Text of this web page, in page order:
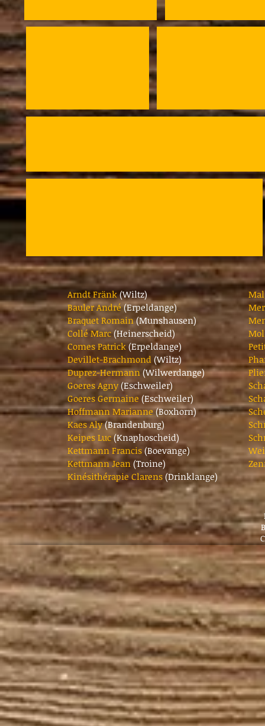
​​Arndt Fränk(Wiltz)
Bauler André(Erpeldange)
Braquet Romain(Munshausen)
Collé Marc(Heinerscheid)
Comes Patrick (Erpeldange)
Devillet-Brachmond (Wiltz)
Duprez-Hermann (Wilwerdange)
Goeres Agny (Eschweiler)
Goeres Germaine (Eschweiler)
Hoffmann Marianne(Boxhorn)
Kaes Aly(Brandenburg)
Keipes Luc(Knaphoscheid)
Kettmann Francis (Boevange)
Kettmann Jean (Troine)
Kinésithérapie Clarens (Drinklange)